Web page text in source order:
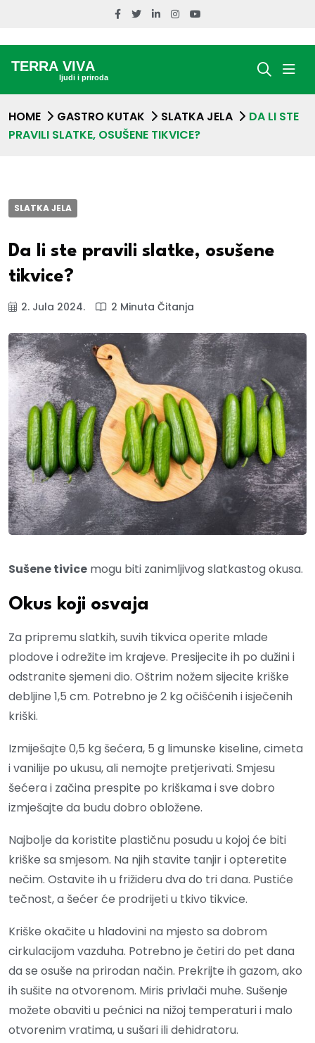
HOME GASTRO KUTAK SLATKA JELA
DA LI STE
PRAVILI SLATKE, OSUŠENE TIKVICE?
SLATKA JELA
Da li ste pravili slatke, osušene
tikvice?
2. Jula 2024. 2 Minuta Čitanja
Sušene tivice mogu biti zanimljivog slatkastog okusa.
Okus koji osvaja
Za pripremu slatkih, suvih tikvica operite mlade
plodove i odrežite im krajeve. Presijecite ih po dužini i
odstranite sjemeni dio. Oštrim nožem sijecite kriške
debljine 1,5 cm. Potrebno je 2 kg očišćenih i isječenih
kriški.
Izmiješajte 0,5 kg šećera, 5 g limunske kiseline, cimeta
i vanilije po ukusu, ali nemojte pretjerivati. Smjesu
šećera i začina prespite po kriškama i sve dobro
izmješajte da budu dobro obložene.
Najbolje da koristite plastičnu posudu u kojoj će biti
kriške sa smjesom. Na njih stavite tanjir i opteretite
nečim. Ostavite ih u frižideru dva do tri dana. Pustiće
tečnost, a šećer će prodrijeti u tkivo tikvice.
Kriške okačite u hladovini na mjesto sa dobrom
cirkulacijom vazduha. Potrebno je četiri do pet dana
da se osuše na prirodan način. Prekrijte ih gazom, ako
ih sušite na otvorenom. Miris privlači muhe. Sušenje
možete obaviti u pećnici na nižoj temperaturi i malo
otvorenim vratima, u sušari ili dehidratoru.